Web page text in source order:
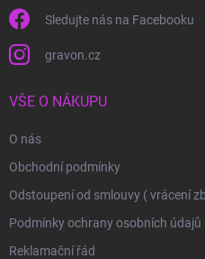
Sledujte nás na Facebooku
gravon.cz
VŠE O NÁKUPU
O nás
Obchodní podmínky
Odstoupení od smlouvy ( vrácení
Podmínky ochrany osobních údajů
Reklamační řád